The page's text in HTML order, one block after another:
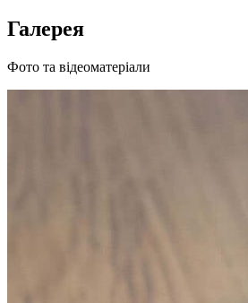
Галерея
Фото та відеоматеріали